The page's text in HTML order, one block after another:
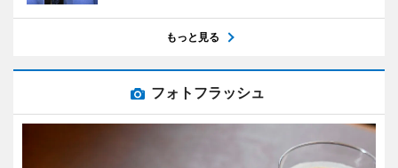
もっと見る
フォトフラッシュ